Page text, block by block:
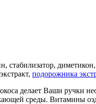
стабилизатор,
подорожника
делает Ваши ручки
среды. Витамины